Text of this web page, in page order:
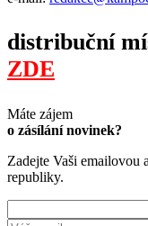
distribuční
ZDE
Máte zájem
o zásílání novinek?
Zadejte Vaši emailovou
republiky.